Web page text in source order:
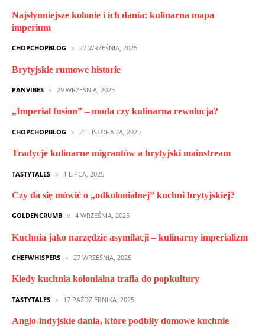
Najsłynniejsze kolonie i ich dania: kulinarna mapa
imperium
CHOPCHOPBLOG 27 WRZEŚNIA, 2025
Brytyjskie rumowe historie
PANVIBES 29 WRZEŚNIA, 2025
„Imperial fusion” – moda czy kulinarna rewolucja?
CHOPCHOPBLOG 21 LISTOPADA, 2025
Tradycje kulinarne migrantów a brytyjski mainstream
TASTYTALES 1 LIPCA, 2025
Czy da się mówić o „odkolonialnej” kuchni brytyjskiej?
GOLDENCRUMB 4 WRZEŚNIA, 2025
Kuchnia jako narzędzie asymilacji – kulinarny imperializm
CHEFWHISPERS 27 WRZEŚNIA, 2025
Kiedy kuchnia kolonialna trafia do popkultury
TASTYTALES 17 PAŹDZIERNIKA, 2025
Anglo-indyjskie dania, które podbiły domowe kuchnie